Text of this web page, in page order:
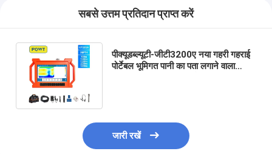
सबसे उत्तम प्रतिदान प्राप्त करें
पीक्यूडब्ल्यूटी-जीटी3200ए नया गहरी गहराई
पोर्टेबल भूमिगत पानी का पता लगाने वाला
जारी रखें